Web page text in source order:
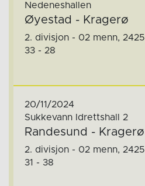
Nedeneshallen
Øyestad - Kragerø
2. divisjon - 02 menn, 2425
33 - 28
20/11/2024
Sukkevann Idrettshall 2
Randesund - Kragerø
2. divisjon - 02 menn, 2425
31 - 38